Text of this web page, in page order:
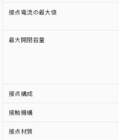
接点電流の最大値
最大開閉容量
接点構成
接触機構
接点材質
製品が提供可能な商品で